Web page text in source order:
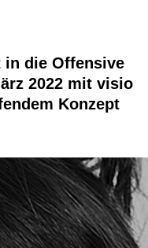
in die Offensive
2022 mit visio
Konzept